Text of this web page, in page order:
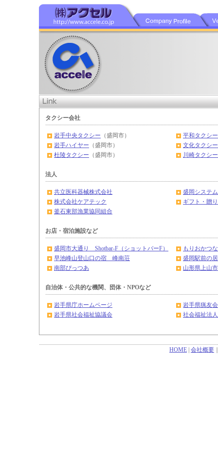
タクシー会社
岩手中央タクシー （盛岡市）
平和タクシー
岩手ハイヤー （盛岡市）
文化タクシー
杜陵タクシー （盛岡市） 川崎タクシー
法人
共立医科器械株式会社
盛岡システ
株式会社ケアテック
ギフト・贈
釜石東部漁業協同組合
お店・宿泊施設など
盛岡市大通り Shotbar-F（ショットバーF）
もりおかつ
早池峰山登山口の宿 峰南荘
盛岡駅前の
南部ぴっつあ
山形県上山
自治体・公共的な機関、団体・NPOなど
岩手県庁ホームページ
岩手県猟友会
岩手県社会福祉協議会
社会福祉法
HOME 会社概要